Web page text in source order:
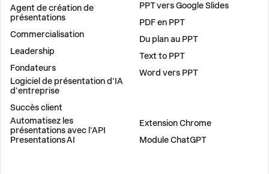
Agent de création de
présentations
Commercialisation
Leadership
Fondateurs
Logiciel de présentation d'IA
d'entreprise
Succès client
Automatisez les
présentations avec l'API
Presentations AI
PPT vers Google Slides
PDF en PPT
Du plan au PPT
Text to PPT
Word vers PPT
Extension Chrome
Module ChatGPT